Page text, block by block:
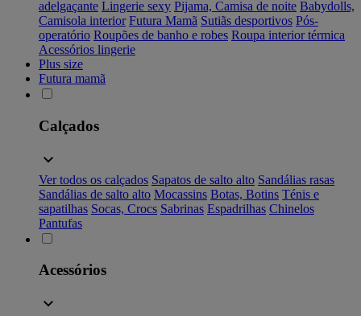
adelgaçante Lingerie sexy Pijama, Camisa de noite Babydolls,
Camisola interior Futura Mamã Sutiãs desportivos Pós-
operatório Roupões de banho e robes Roupa interior térmica
Acessórios lingerie
Plus size
Futura mamã
Calçados
Ver todos os calçados Sapatos de salto alto Sandálias rasas
Sandálias de salto alto Mocassins Botas, Botins Ténis e
sapatilhas Socas, Crocs Sabrinas Espadrilhas Chinelos
Pantufas
Acessórios